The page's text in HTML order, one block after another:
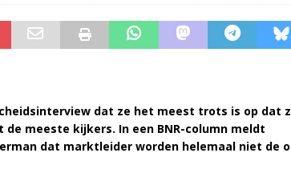
dat ze het meest trots is op dat
meeste kijkers. In een BNR-column meldt
dat marktleider worden helemaal niet de